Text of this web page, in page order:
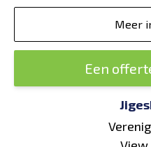
Meer
Een